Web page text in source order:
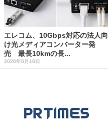
エレコム、10Gbps対応の法人向
け光メディアコンバーター発
売 最長10kmの長...
2026年6月16日